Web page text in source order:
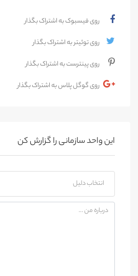
روی فیسبوک به اشتراک بگذار
روی توئیتر به اشتراک بگذار
روی پینترست به اشتراک بگذار
روی گوگل پلاس به اشتراک بگذار
این واحد سازمانی را گزارش کن